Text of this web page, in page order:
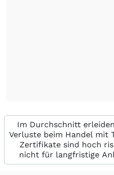
Im Durchschnitt
Verluste beim Handel mit
Zertifikate sind hoch
nicht für langfristige